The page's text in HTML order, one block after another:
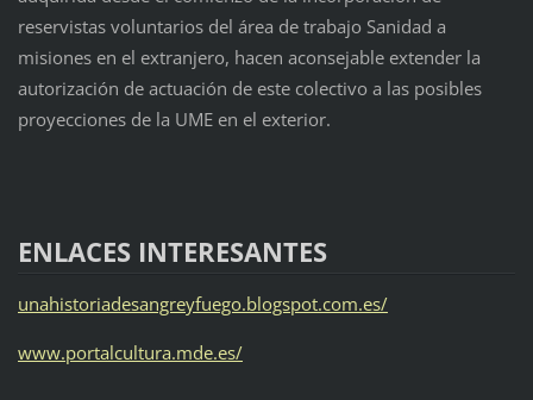
reservistas voluntarios del área de trabajo Sanidad a
misiones en el extranjero, hacen aconsejable extender la
autorización de actuación de este colectivo a las posibles
proyecciones de la UME en el exterior.
ENLACES INTERESANTES
unahistoriadesangreyfuego.blogspot.com.es/
www.portalcultura.mde.es/